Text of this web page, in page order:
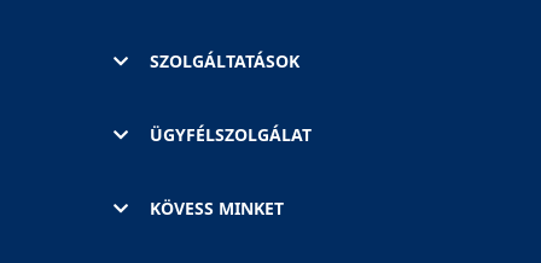
SZOLGÁLTATÁSOK
ÜGYFÉLSZOLGÁLAT
KÖVESS MINKET